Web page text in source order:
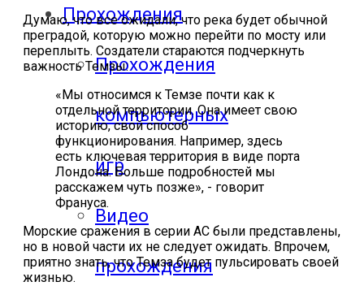
Прохождения
Прохождения
компьютерных
игр
Видео
прохождения
Думаю, что все ожидали, что река будет обычной
преградой, которую можно перейти по мосту или
переплыть. Создатели стараются подчеркнуть
важность Темзы:
«Мы относимся к Темзе почти как к
отдельной территории. Она имеет свою
историю, свой способ
функционирования. Например, здесь
есть ключевая территория в виде порта
Лондона. Больше подробностей мы
расскажем чуть позже», - говорит
Франуса.
Морские сражения в серии AC были представлены,
но в новой части их не следует ожидать. Впрочем,
приятно знать, что Темза будет пульсировать своей
жизнью.